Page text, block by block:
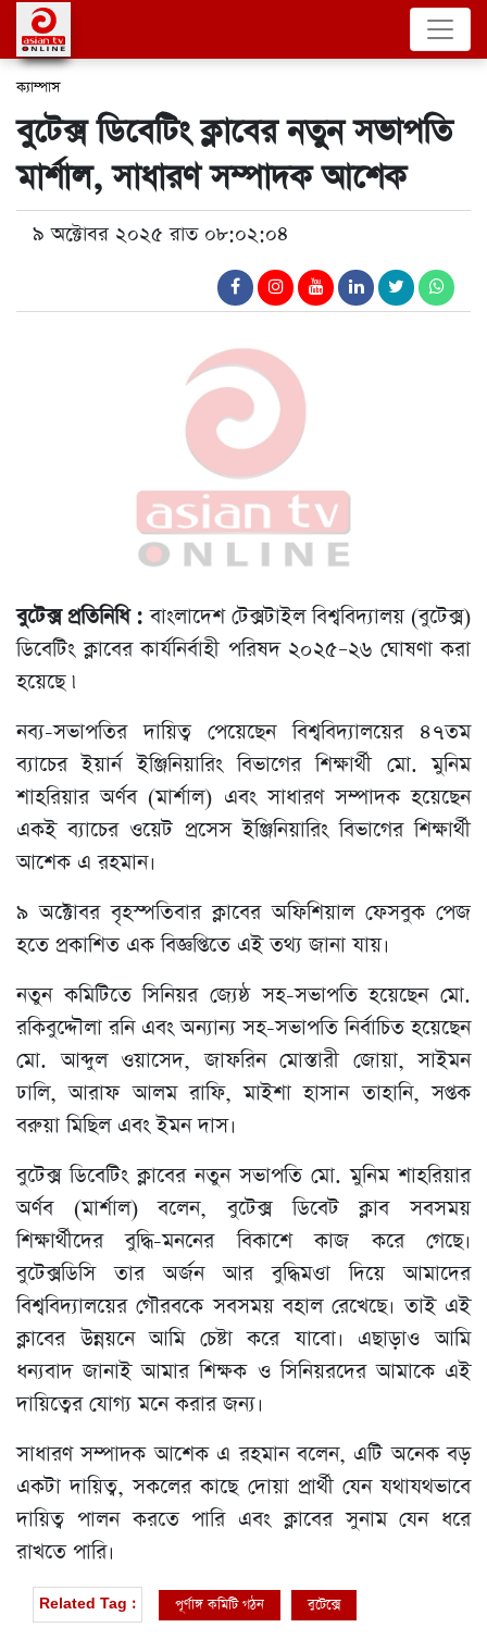
ক্যাম্পাস
বুটেক্স ডিবেটিং ক্লাবের নতুন সভাপতি
মার্শাল, সাধারণ সম্পাদক আশেক
৯ অক্টোবর ২০২৫ রাত ০৮:০২:০৪
বুটেক্স প্রতিনিধি :বাংলাদেশ টেক্সটাইল বিশ্ববিদ্যালয় (বুটেক্স)
ডিবেটিং ক্লাবের কার্যনির্বাহী পরিষদ ২০২৫–২৬ ঘোষণা করা
হয়েছে ৷
নব্য-সভাপতির দায়িত্ব পেয়েছেন বিশ্ববিদ্যালয়ের ৪৭তম
ব্যাচের ইয়ার্ন ইঞ্জিনিয়ারিং বিভাগের শিক্ষার্থী মো. মুনিম
শাহরিয়ার অর্ণব (মার্শাল) এবং সাধারণ সম্পাদক হয়েছেন
একই ব্যাচের ওয়েট প্রসেস ইঞ্জিনিয়ারিং বিভাগের শিক্ষার্থী
আশেক এ রহমান।
৯ অক্টোবর বৃহস্পতিবার ক্লাবের অফিশিয়াল ফেসবুক পেজ
হতে প্রকাশিত এক বিজ্ঞপ্তিতে এই তথ্য জানা যায়।
নতুন কমিটিতে সিনিয়র জ্যেষ্ঠ সহ-সভাপতি হয়েছেন মো.
রকিবুদ্দৌলা রনি এবং অন্যান্য সহ-সভাপতি নির্বাচিত হয়েছেন
মো. আব্দুল ওয়াসেদ, জাফরিন মোস্তারী জোয়া, সাইমন
ঢালি, আরাফ আলম রাফি, মাইশা হাসান তাহানি, সপ্তক
বরুয়া মিছিল এবং ইমন দাস।
বুটেক্স ডিবেটিং ক্লাবের নতুন সভাপতি মো. মুনিম শাহরিয়ার
অর্ণব (মার্শাল) বলেন, বুটেক্স ডিবেট ক্লাব সবসময়
শিক্ষার্থীদের বুদ্ধি-মননের বিকাশে কাজ করে গেছে।
বুটেক্সডিসি তার অর্জন আর বুদ্ধিমওা দিয়ে আমাদের
বিশ্ববিদ্যালয়ের গৌরবকে সবসময় বহাল রেখেছে। তাই এই
ক্লাবের উন্নয়নে আমি চেষ্টা করে যাবো। এছাড়াও আমি
ধন্যবাদ জানাই আমার শিক্ষক ও সিনিয়রদের আমাকে এই
দায়িত্বের যোগ্য মনে করার জন্য।
সাধারণ সম্পাদক আশেক এ রহমান বলেন, এটি অনেক বড়
একটা দায়িত্ব, সকলের কাছে দোয়া প্রার্থী যেন যথাযথভাবে
দায়িত্ব পালন করতে পারি এবং ক্লাবের সুনাম যেন ধরে
রাখতে পারি।
Related Tag : পূর্ণাঙ্গ কমিটি গঠন বুটেক্সে